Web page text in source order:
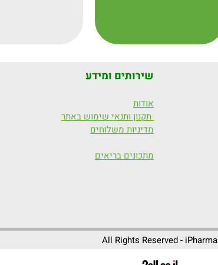
מתיל פולאט הינו ויטמין מסיס מים ועודפים
שירותים ומידע
אודות
תקנון ותנאי שימוש באתר
מדיניות משלוחים
מתכונים בריאים
All Rights Reserved - iPharma